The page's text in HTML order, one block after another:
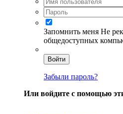
Запомнить меня Не
общедоступных
Войти
Забыли пароль?
Или войдите с помощью